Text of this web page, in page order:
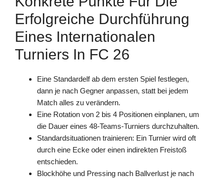
Erfolgreiche Durchführung
Eines Internationalen
Turniers In FC 26
Eine Standardelf ab dem ersten Spiel festlegen,
dann je nach Gegner anpassen, statt bei jedem
Match alles zu verändern.
Eine Rotation von 2 bis 4 Positionen einplanen, um
die Dauer eines 48-Teams-Turniers durchzuhalten.
Standardsituationen trainieren: Ein Turnier wird oft
durch eine Ecke oder einen indirekten Freistoß
entschieden.
Blockhöhe und Pressing nach Ballverlust je nach